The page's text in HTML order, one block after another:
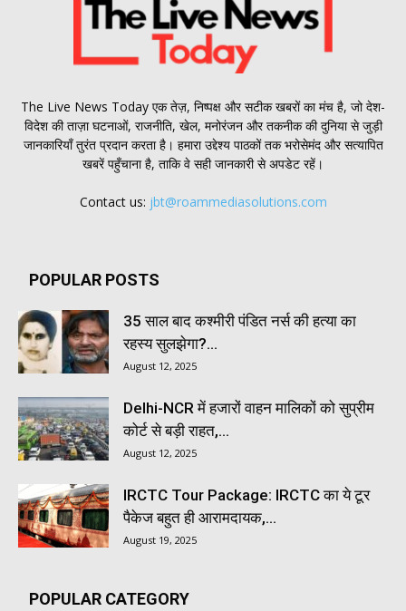
The Live News Today एक तेज़, निष्पक्ष और सटीक खबरों का मंच है, जो देश-
विदेश की ताज़ा घटनाओं, राजनीति, खेल, मनोरंजन और तकनीक की दुनिया से जुड़ी
जानकारियाँ तुरंत प्रदान करता है। हमारा उद्देश्य पाठकों तक भरोसेमंद और सत्यापित
खबरें पहुँचाना है, ताकि वे सही जानकारी से अपडेट रहें।
Contact us: jbt@roammediasolutions.com
POPULAR POSTS
35 साल बाद कश्मीरी पंडित नर्स की हत्या का
रहस्य सुलझेगा?...
August 12, 2025
Delhi-NCR में हजारों वाहन मालिकों को सुप्रीम
कोर्ट से बड़ी राहत,...
August 12, 2025
IRCTC Tour Package: IRCTC का ये टूर
पैकेज बहुत ही आरामदायक,...
August 19, 2025
POPULAR CATEGORY